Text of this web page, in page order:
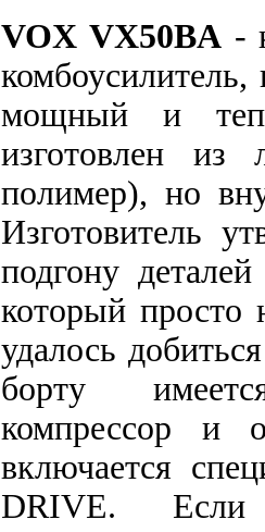
VOX VX50BA-
мощный и
изготовлен из
полимер), но
Изготовитель
подгону
который просто
удалось
борту
компрессор и
включается
DRIVE. Если